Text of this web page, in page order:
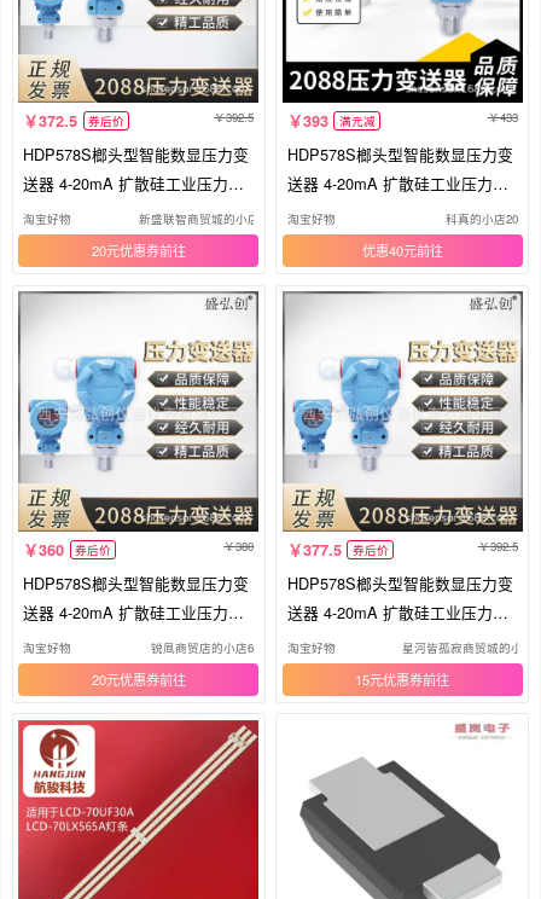
372.5 券后价 392.5
HDP578S榔头型智能数显压力变
送器 4-20mA 扩散硅工业压力变
送器
淘宝好物 新盛联智商贸城的小店2
20元优惠券
393 满元减 433
HDP578S榔头型智能数显压力变
送器 4-20mA 扩散硅工业压力变
送器
淘宝好物 科真的小店20
优惠40元
360 券后价 380
HDP578S榔头型智能数显压力变
送器 4-20mA 扩散硅工业压力变
送器
淘宝好物 锐凬商贸店的小店6
20元优惠券
377.5 券后价 392.5
HDP578S榔头型智能数显压力变
送器 4-20mA 扩散硅工业压力变
送器
淘宝好物 星河皆孤寂商贸城的小店
15元优惠券